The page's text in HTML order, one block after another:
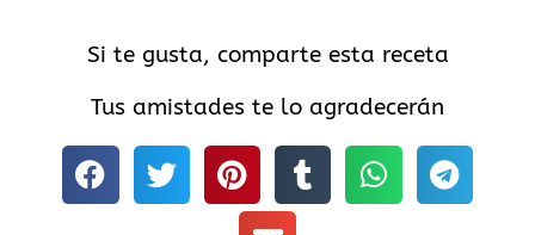
Si te gusta, comparte esta receta
Tus amistades te lo agradecerán